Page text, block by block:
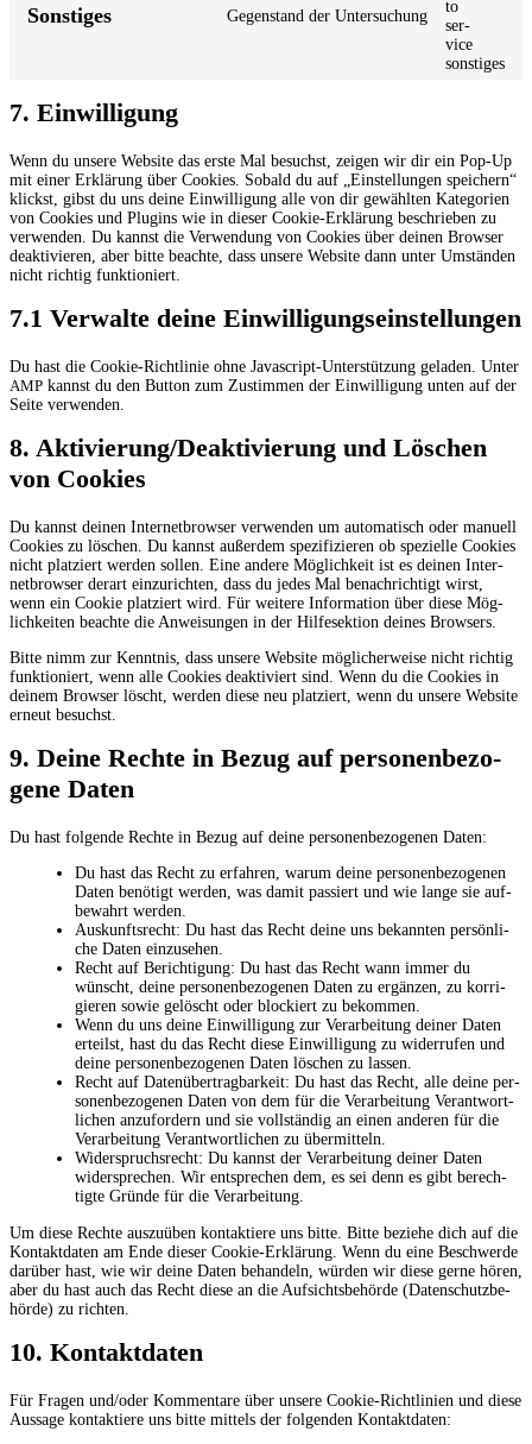
Sons­ti­ges Gegen­stand der Untersuchung
to
ser­
vice
sonstiges
7. Ein­wil­li­gung
Wenn du unse­re Web­site das ers­te Mal besuchst, zei­gen wir dir ein Pop-Up
mit einer Erklä­rung über Coo­kies. Sobald du auf „Ein­stel­lun­gen spei­chern“
klickst, gibst du uns dei­ne Ein­wil­li­gung alle von dir gewähl­ten Kate­go­rien
von Coo­kies und Plug­ins wie in die­ser Coo­kie-Erklä­rung beschrie­ben zu
ver­wen­den. Du kannst die Ver­wen­dung von Coo­kies über dei­nen Brow­ser
deak­ti­vie­ren, aber bit­te beach­te, dass unse­re Web­site dann unter Umstän­den
nicht rich­tig funktioniert.
7.1 Ver­wal­te dei­ne Einwilligungseinstellungen
Du hast die Coo­kie-Richt­li­nie ohne Java­script-Unter­stüt­zung gela­den. Unter
AMP kannst du den But­ton zum Zustim­men der Ein­wil­li­gung unten auf der
Sei­te verwenden.
8. Aktivierung/​Deaktivierung und Löschen
von Cookies
Du kannst dei­nen Inter­net­brow­ser ver­wen­den um auto­ma­tisch oder manu­ell
Coo­kies zu löschen. Du kannst außer­dem spe­zi­fi­zie­ren ob spe­zi­el­le Coo­kies
nicht plat­ziert wer­den sol­len. Eine ande­re Mög­lich­keit ist es dei­nen Inter­
net­brow­ser der­art ein­zu­rich­ten, dass du jedes Mal benach­rich­tigt wirst,
wenn ein Coo­kie plat­ziert wird. Für wei­te­re Infor­ma­ti­on über die­se Mög­
lich­kei­ten beach­te die Anwei­sun­gen in der Hilf­e­sek­ti­on dei­nes Browsers.
Bit­te nimm zur Kennt­nis, dass unse­re Web­site mög­li­cher­wei­se nicht rich­tig
funk­tio­niert, wenn alle Coo­kies deak­ti­viert sind. Wenn du die Coo­kies in
dei­nem Brow­ser löscht, wer­den die­se neu plat­ziert, wenn du unse­re Web­site
erneut besuchst.
9. Dei­ne Rech­te in Bezug auf per­so­nen­be­zo­
ge­ne Daten
Du hast fol­gen­de Rech­te in Bezug auf dei­ne per­so­nen­be­zo­ge­nen Daten:
Du hast das Recht zu erfah­ren, war­um dei­ne per­so­nen­be­zo­ge­nen
Daten benö­tigt wer­den, was damit pas­siert und wie lan­ge sie auf­
be­wahrt werden.
Aus­kunfts­recht: Du hast das Recht dei­ne uns bekann­ten per­sön­li­
che Daten einzusehen.
Recht auf Berich­ti­gung: Du hast das Recht wann immer du
wünscht, dei­ne per­so­nen­be­zo­ge­nen Daten zu ergän­zen, zu kor­ri­
gie­ren sowie gelöscht oder blo­ckiert zu bekommen.
Wenn du uns dei­ne Ein­wil­li­gung zur Ver­ar­bei­tung dei­ner Daten
erteilst, hast du das Recht die­se Ein­wil­li­gung zu wider­ru­fen und
dei­ne per­so­nen­be­zo­ge­nen Daten löschen zu lassen.
Recht auf Daten­über­trag­bar­keit: Du hast das Recht, alle dei­ne per­
so­nen­be­zo­ge­nen Daten von dem für die Ver­ar­bei­tung Ver­ant­wort­
li­chen anzu­for­dern und sie voll­stän­dig an einen ande­ren für die
Ver­ar­bei­tung Ver­ant­wort­li­chen zu übermitteln.
Wider­spruchs­recht: Du kannst der Ver­ar­bei­tung dei­ner Daten
wider­spre­chen. Wir ent­spre­chen dem, es sei denn es gibt berech­
tig­te Grün­de für die Verarbeitung.
Um die­se Rech­te aus­zu­üben kon­tak­tie­re uns bit­te. Bit­te bezie­he dich auf die
Kon­takt­da­ten am Ende die­ser Coo­kie-Erklä­rung. Wenn du eine Beschwer­de
dar­über hast, wie wir dei­ne Daten behan­deln, wür­den wir die­se ger­ne hören,
aber du hast auch das Recht die­se an die Auf­sichts­be­hör­de (Daten­schutz­be­
hör­de) zu richten.
10. Kon­takt­da­ten
Für Fra­gen und/​oder Kom­men­ta­re über unse­re Coo­kie-Richt­li­ni­en und die­se
Aus­sa­ge kon­tak­tie­re uns bit­te mit­tels der fol­gen­den Kontaktdaten: